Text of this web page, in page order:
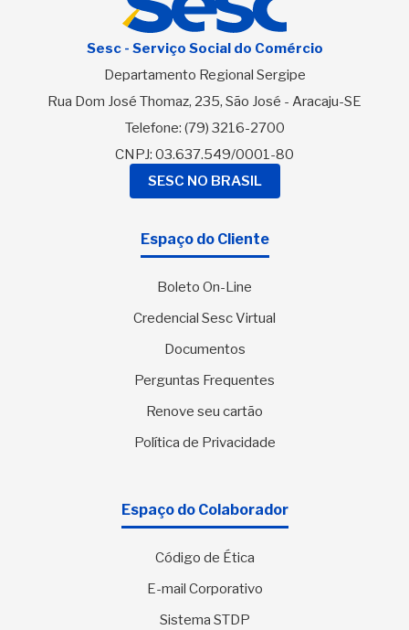
Sesc - Serviço Social do Comércio
Departamento Regional Sergipe
Rua Dom José Thomaz, 235, São José - Aracaju-SE
Telefone: (79) 3216-2700
CNPJ: 03.637.549/0001-80
SESC NO BRASIL
Espaço do Cliente
Boleto On-Line
Credencial Sesc Virtual
Documentos
Perguntas Frequentes
Renove seu cartão
Política de Privacidade
Espaço do Colaborador
Código de Ética
E-mail Corporativo
Sistema STDP